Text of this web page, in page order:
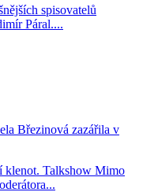
spisovatelů
Páral....
Březinová zazářila v
klenot. Talkshow Mimo